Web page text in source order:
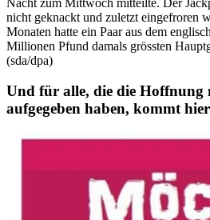
nicht geknackt und zuletzt eingefroren
Monaten hatte ein Paar aus dem
Millionen Pfund damals grössten
(sda/dpa)
Und für alle, die die Hoffnung
aufgegeben haben, kommt